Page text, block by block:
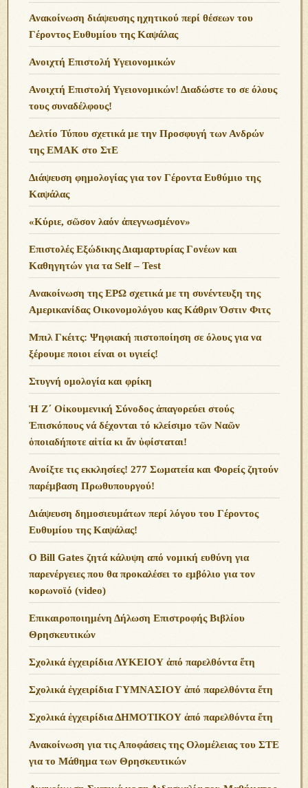
Ανακοίνωση διάψευσης ηχητικού περί θέσεων του
Γέροντος Ευθυμίου της Καψάλας
Ανοιχτή Επιστολή Υγειονομικών
Ανοιχτή Επιστολή Υγειονομικών! Διαδώστε το σε όλους
τους συναδέλφους!
Δελτίο Τύπου σχετικά με την Προσφυγή των Ανδρών
της ΕΜΑΚ στο ΣτΕ
Διάψευση φημολογίας για τον Γέροντα Ευθύμιο της
Καψάλας
«Κύριε, σῶσον λαόν ἀπεγνωσμένον»
Επιστολές Εξώδικης Διαμαρτυρίας Γονέων και
Καθηγητών για τα Self – Test
Ανακοίνωση της ΕΡΩ σχετικά με τη συνέντευξη της
Αμερικανίδας Οικονομολόγου κας Κάθριν Όστιν Φιτς
Μπιλ Γκέιτς: Ψηφιακή πιστοποίηση σε όλους για να
ξέρουμε ποιοι είναι οι υγιείς!
Στυγνή ομολογία και φρίκη
Ἡ Ζ΄ Οἰκουμενική Σύνοδος ἀπαγορεύει στούς
Ἐπισκόπους νά δέχονται τό κλείσιμο τῶν Ναῶν
ὁποιαδήποτε αἰτία κι ἄν ὑφίσταται!
Ανoίξτε τις εκκλησίες! 277 Σωματεία και Φορείς ζητούν
παρέμβαση Πρωθυπουργού!
Διάψευση δημοσιευμάτων περί λόγου του Γέροντος
Ευθυμίου της Καψάλας!
O Bill Gates ζητά κάλυψη από νομική ευθύνη για
παρενέργειες που θα προκαλέσει το εμβόλιο για τον
κορωνοϊό (video)
Επικαιροποιημένη Δήλωση Επιστροφής Βιβλίου
Θρησκευτικών
Σχολικά ἐγχειρίδια ΛΥΚΕΙΟΥ ἀπό παρελθόντα ἔτη
Σχολικά ἐγχειρίδια ΓΥΜΝΑΣΙΟΥ ἀπό παρελθόντα ἔτη
Σχολικά ἐγχειρίδια ΔΗΜΟΤΙΚΟΥ ἀπό παρελθόντα ἔτη
Ανακοίνωση για τις Αποφάσεις της Ολομέλειας του ΣΤΕ
για το Μάθημα των Θρησκευτικών